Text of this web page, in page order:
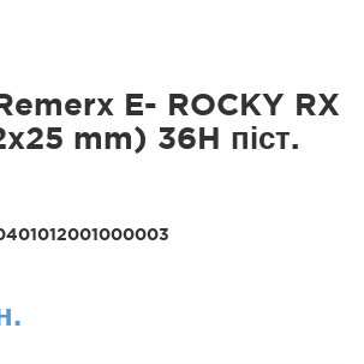
E- ROCKY RX
mm) 36H піст.